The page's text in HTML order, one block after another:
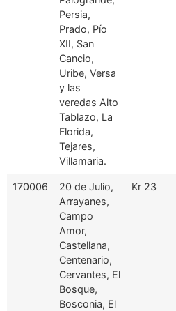
Persia,
Prado, Pío
XII, San
Cancio,
Uribe, Versa
y las
veredas Alto
Tablazo, La
Florida,
Tejares,
Villamaria.
170006
20 de Julio,
Arrayanes,
Campo
Amor,
Castellana,
Centenario,
Cervantes, El
Bosque,
Bosconia, El
Kr 23